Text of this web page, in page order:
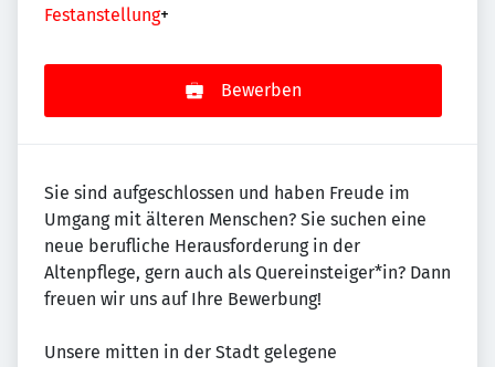
Festanstellung+
Bewerben
Sie sind aufgeschlossen und haben Freude im
Umgang mit älteren Menschen? Sie suchen eine
neue berufliche Herausforderung in der
Altenpflege, gern auch als Quereinsteiger*in? Dann
freuen wir uns auf Ihre Bewerbung!
Unsere mitten in der Stadt gelegene